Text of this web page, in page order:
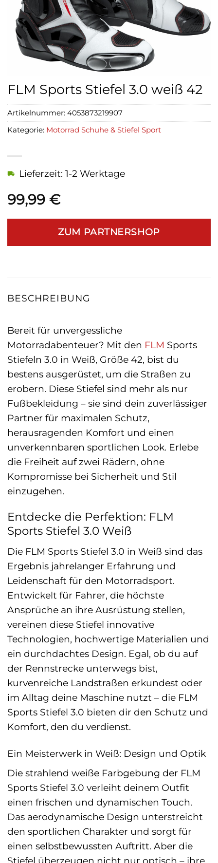
FLM Sports Stiefel 3.0 weiß 42
99,99 €
Lieferzeit: 1-2 Werktage
ZUM PARTNERSHOP
Artikelnummer: 4053873219907
Kategorie: Motorrad Schuhe & Stiefel Sport
BESCHREIBUNG
Bereit für unvergessliche
Motorradabenteuer? Mit den FLM Sports
Stiefeln 3.0 in Weiß, Größe 42, bist du
bestens ausgerüstet, um die Straßen zu
erobern. Diese Stiefel sind mehr als nur
Fußbekleidung – sie sind dein zuverlässiger
Partner für maximalen Schutz,
herausragenden Komfort und einen
unverkennbaren sportlichen Look. Erlebe
die Freiheit auf zwei Rädern, ohne
Kompromisse bei Sicherheit und Stil
einzugehen.
Entdecke die Perfektion: FLM
Sports Stiefel 3.0 Weiß
Die FLM Sports Stiefel 3.0 in Weiß sind das
Ergebnis jahrelanger Erfahrung und
Leidenschaft für den Motorradsport.
Entwickelt für Fahrer, die höchste
Ansprüche an ihre Ausrüstung stellen,
vereinen diese Stiefel innovative
Technologien, hochwertige Materialien und
ein durchdachtes Design. Egal, ob du auf
der Rennstrecke unterwegs bist,
kurvenreiche Landstraßen erkundest oder
im Alltag deine Maschine nutzt – die FLM
Sports Stiefel 3.0 bieten dir den Schutz und
Komfort, den du verdienst.
Ein Meisterwerk in Weiß: Design und Optik
Die strahlend weiße Farbgebung der FLM
Sports Stiefel 3.0 verleiht deinem Outfit
einen frischen und dynamischen Touch.
Das aerodynamische Design unterstreicht
den sportlichen Charakter und sorgt für
einen selbstbewussten Auftritt. Aber die
Stiefel überzeugen nicht nur optisch – ihre